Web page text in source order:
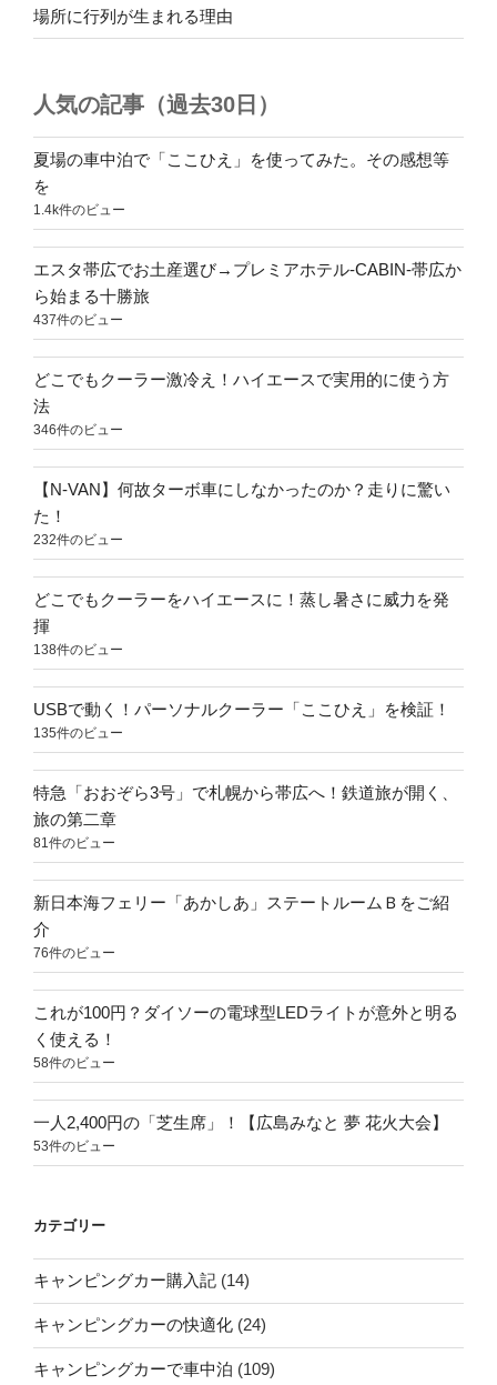
場所に行列が生まれる理由
人気の記事（過去30日）
夏場の車中泊で「ここひえ」を使ってみた。その感想等
を
1.4k件のビュー
エスタ帯広でお土産選び→プレミアホテル-CABIN-帯広か
ら始まる十勝旅
437件のビュー
どこでもクーラー激冷え！ハイエースで実用的に使う方
法
346件のビュー
【N-VAN】何故ターボ車にしなかったのか？走りに驚い
た！
232件のビュー
どこでもクーラーをハイエースに！蒸し暑さに威力を発
揮
138件のビュー
USBで動く！パーソナルクーラー「ここひえ」を検証！
135件のビュー
特急「おおぞら3号」で札幌から帯広へ！鉄道旅が開く、
旅の第二章
81件のビュー
新日本海フェリー「あかしあ」ステートルームＢをご紹
介
76件のビュー
これが100円？ダイソーの電球型LEDライトが意外と明る
く使える！
58件のビュー
一人2,400円の「芝生席」！【広島みなと 夢 花火大会】
53件のビュー
カテゴリー
キャンピングカー購入記 (14)
キャンピングカーの快適化 (24)
キャンピングカーで車中泊 (109)